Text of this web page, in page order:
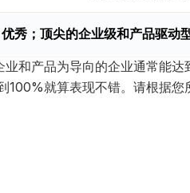
优秀；顶尖的企业级和产品驱动
和产品为导向的企业通常能达
100%就算表现不错。请根据您